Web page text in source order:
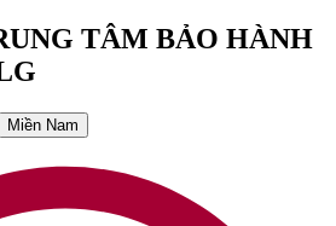
TÂM BẢO HÀNH
Miền Nam